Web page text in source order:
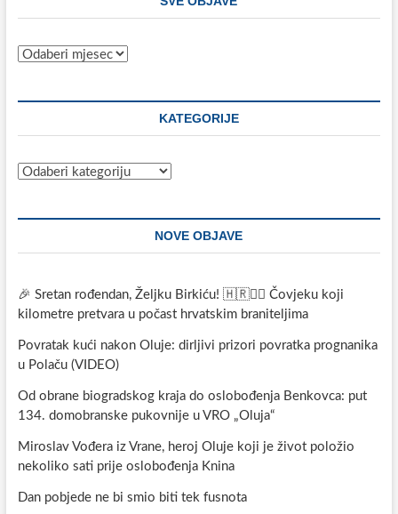
Sve
KATEGORIJE
Kategorije
NOVE OBJAVE
🎉 Sretan rođendan, Željku Birkiću! 🇭🇷🏃‍♂️ Čovjeku koji
kilometre pretvara u počast hrvatskim braniteljima
Povratak kući nakon Oluje: dirljivi prizori povratka prognanika
u Polaču (VIDEO)
Od obrane biogradskog kraja do oslobođenja Benkovca: put
134. domobranske pukovnije u VRO „Oluja“
Miroslav Vođera iz Vrane, heroj Oluje koji je život položio
nekoliko sati prije oslobođenja Knina
Dan pobjede ne bi smio biti tek fusnota